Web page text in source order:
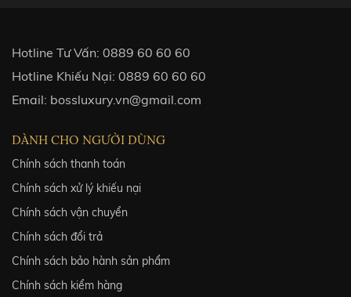
Hotline Tư Vấn: 0889 60 60 60
Hotline Khiếu Nại: 0889 60 60 60
Email: bossluxury.vn@gmail.com
DÀNH CHO NGƯỜI DÙNG
Chính sách thanh toán
Chính sách xử lý khiếu nại
Chính sách vận chuyển
Chính sách đổi trả
Chính sách bảo hành sản phẩm
Chính sách kiểm hàng